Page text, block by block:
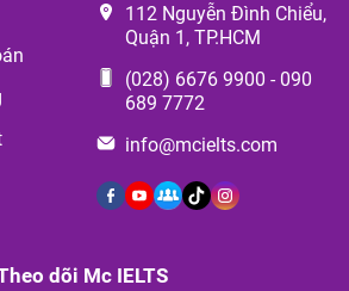
112 Nguyễn Đình Chiểu,
Quận 1, TP.HCM
(028) 6676 9900 - 090
689 7772
info@mcielts.com
dõi Mc IELTS